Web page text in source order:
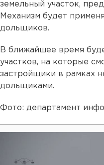
земельный участок,
Механизм будет
дольщиков.
В ближайшее время
участков, на которые
застройщики в рамках
дольщиками.
Фото: департамент